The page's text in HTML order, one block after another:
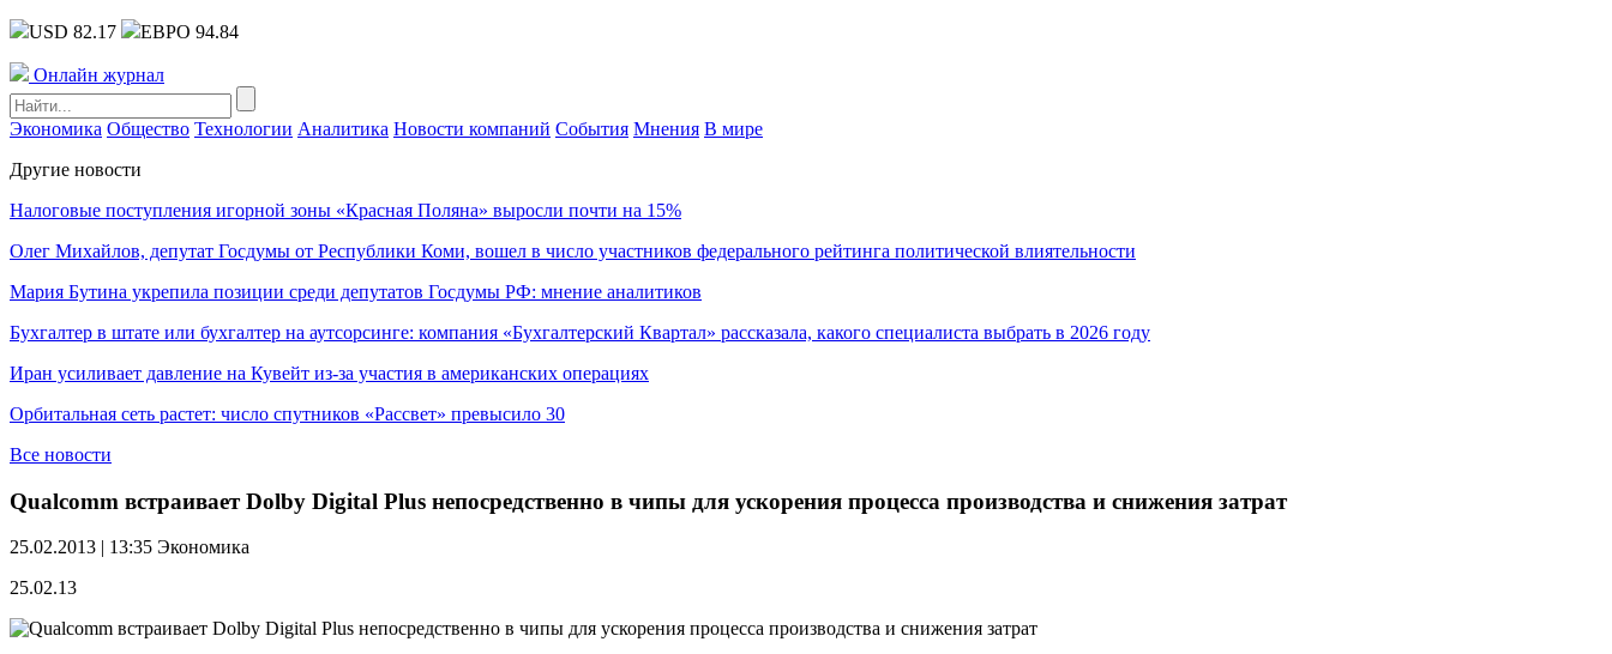
USD 82.17 ЕВРО 94.84
Онлайн журнал
Экономика Общество Технологии Аналитика Новости компаний События Мнения В мире
Другие новости
Налоговые поступления игорной зоны «Красная Поляна» выросли почти на 15%
Олег Михайлов, депутат Госдумы от Республики Коми, вошел в число участников федерального рейтинга политической влиятельности
Мария Бутина укрепила позиции среди депутатов Госдумы РФ: мнение аналитиков
Бухгалтер в штате или бухгалтер на аутсорсинге: компания «Бухгалтерский Квартал» рассказала, какого специалиста выбрать в 2026 году
Иран усиливает давление на Кувейт из-за участия в американских операциях
Орбитальная сеть растет: число спутников «Рассвет» превысило 30
Все новости
Qualcomm встраивает Dolby Digital Plus непосредственно в чипы для ускорения процесса производства и снижения затрат
25.02.2013 | 13:35 Экономика
25.02.13